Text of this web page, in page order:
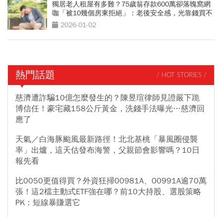
獨居老人租屋有多難？75歲翁存款600萬卻落魄窩網
咖「被10幾個房東拒絕」：老後安全感，光靠錢買不
到 2026-01-02
熱門話題 / HOT STORIES /
慈濟遭詐騙10億怎麼發生的？陳昱瑄律師見證嚴下跪
博信任！豪宅藏158公斤黃金，洗錢手法曝光…慈濟回
應了
天氣／白海豚颱風最新路徑！北北基桃「暴風圈侵襲
率」出爐，這天估發布海警，父親節會影響嗎？10日
報先看
比0050更值得買？外資狂掃00981A、00991A逾70萬
張！這2檔主動式ETF強在哪？前10大持股、選股策略
PK：短線暴賺選它